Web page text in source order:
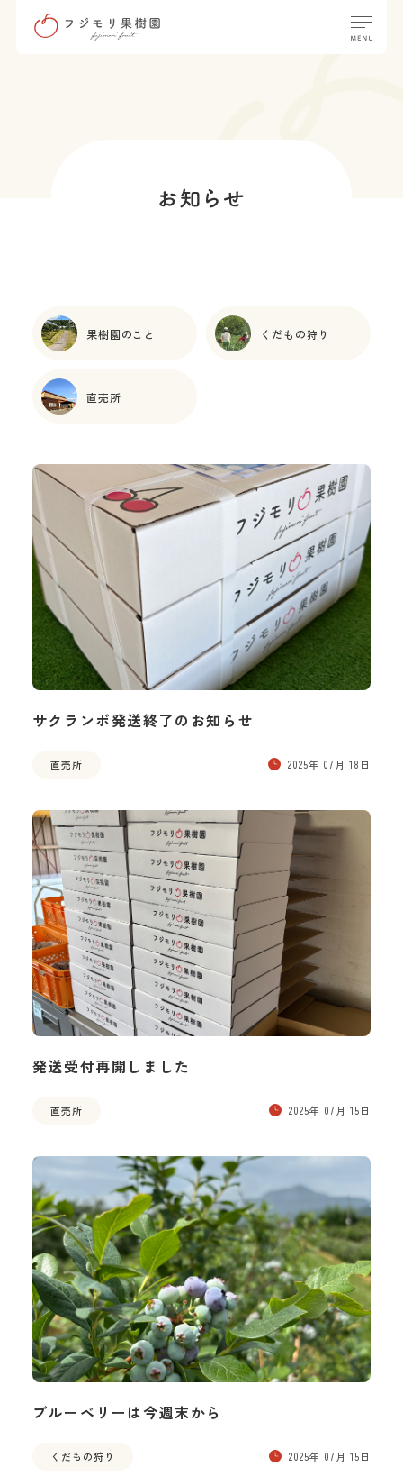
果樹園のこと くだもの狩り
直売所
サクランボ発送終了のお知らせ
直売所 2025年 07月 18日
発送受付再開しました
直売所 2025年 07月 15日
ブルーベリーは今週末から
くだもの狩り 2025年 07月 15日